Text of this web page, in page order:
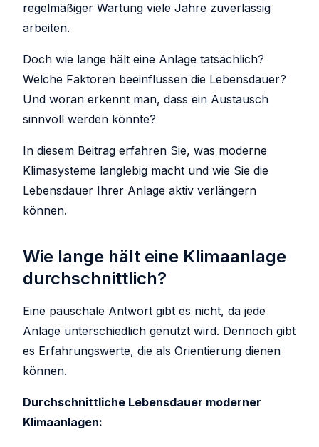
regelmäßiger Wartung viele Jahre zuverlässig
arbeiten.
Doch wie lange hält eine Anlage tatsächlich?
Welche Faktoren beeinflussen die Lebensdauer?
Und woran erkennt man, dass ein Austausch
sinnvoll werden könnte?
In diesem Beitrag erfahren Sie, was moderne
Klimasysteme langlebig macht und wie Sie die
Lebensdauer Ihrer Anlage aktiv verlängern
können.
Wie lange hält eine Klimaanlage
durchschnittlich?
Eine pauschale Antwort gibt es nicht, da jede
Anlage unterschiedlich genutzt wird. Dennoch gibt
es Erfahrungswerte, die als Orientierung dienen
können.
Durchschnittliche Lebensdauer moderner
Klimaanlagen: